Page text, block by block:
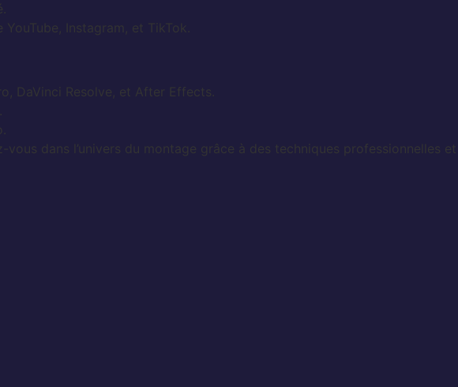
Instagram, et TikTok.
DaVinci Resolve, et After Effects.
vous dans l’univers du montage grâce à des techniques professionnelles et